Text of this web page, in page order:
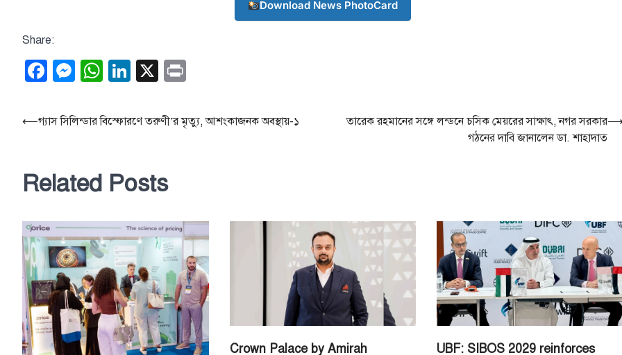
Download News PhotoCard
Share:
Facebook
Messenger
WhatsApp
LinkedIn
X
Post
⟵গ্যাস সিলিন্ডার বিস্ফোরণে তরুণী’র মৃত্যু, আশংকাজনক অবস্থায়-১
তারেক রহমানের সঙ্গে লন্ডনে চসিক মেয়রের সাক্ষাৎ, নগর সরকার
গঠনের দাবি জানালেন ডা. শাহাদাত
⟶
Related Posts
Crown Palace by Amirah
UBF: SIBOS 2029 reinforces
3
সমাজকল্যাণ মন্ত্রী
এম জাহিদ হোসেন
আগস্ট চলতি ২০২৬-
টপ নিউজ বাংলাদেশ
সরকারের পাঁচ
দপ্তরে নতুন সচিব